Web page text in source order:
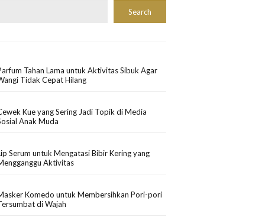
Search
Tahan Lama untuk Aktivitas Sibuk Agar
Tidak Cepat Hilang
Kue yang Sering Jadi Topik di Media
Anak Muda
Serum untuk Mengatasi Bibir Kering yang
Aktivitas
Komedo untuk Membersihkan Pori-pori
di Wajah